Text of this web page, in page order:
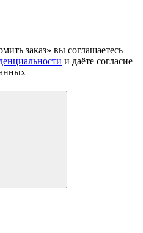
заказ» вы соглашаетесь
и даёте согласие